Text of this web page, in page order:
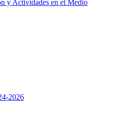
y Actividades en el Medio
2026